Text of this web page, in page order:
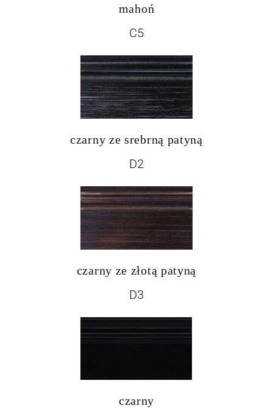
mahoń
C5
czarny ze srebrną patyną
D2
czarny ze złotą patyną
D3
czarny